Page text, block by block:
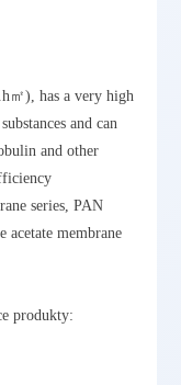
㎡), has a very high
and can
and other
series, PAN
acetate membrane
produkty: